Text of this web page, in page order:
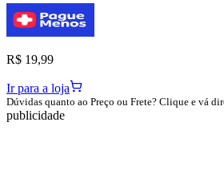
R$ 19,99
Ir para a loja
Dúvidas quanto ao Preço ou Frete? Clique e vá
publicidade